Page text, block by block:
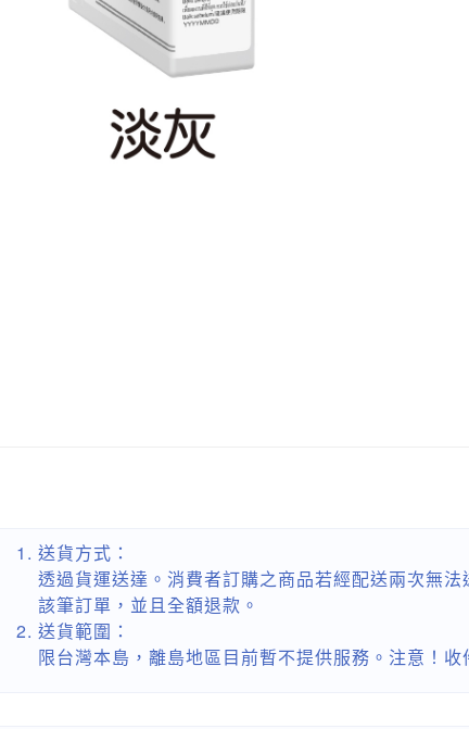
送貨方式：
透過貨運送達。消費者訂購之商品若經配送兩次無
該筆訂單，並且全額退款。
送貨範圍：
限台灣本島，離島地區目前暫不提供服務。注意！收